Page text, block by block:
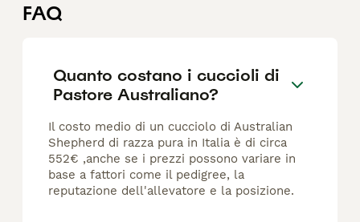
FAQ
Quanto costano i cuccioli di
Pastore Australiano?
Il costo medio di un cucciolo di Australian
Shepherd di razza pura in Italia è di circa
552€ ,anche se i prezzi possono variare in
base a fattori come il pedigree, la
reputazione dell'allevatore e la posizione.